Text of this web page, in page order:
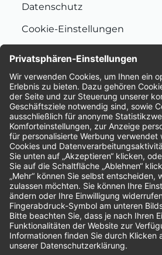
Datenschutz
Cookie-Einstellungen
Bewertungen